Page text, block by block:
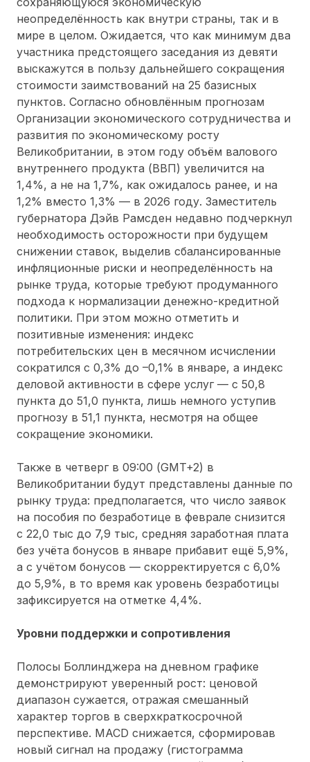
неопределённость как внутри страны, так и в
мире в целом. Ожидается, что как минимум два
участника предстоящего заседания из девяти
выскажутся в пользу дальнейшего сокращения
стоимости заимствований на 25 базисных
пунктов. Согласно обновлённым прогнозам
Организации экономического сотрудничества и
развития по экономическому росту
Великобритании, в этом году объём валового
внутреннего продукта (ВВП) увеличится на
1,4%, а не на 1,7%, как ожидалось ранее, и на
1,2% вместо 1,3% — в 2026 году. Заместитель
губернатора Дэйв Рамсден недавно подчеркнул
необходимость осторожности при будущем
снижении ставок, выделив сбалансированные
инфляционные риски и неопределённость на
рынке труда, которые требуют продуманного
подхода к нормализации денежно-кредитной
политики. При этом можно отметить и
позитивные изменения: индекс
потребительских цен в месячном исчислении
сократился с 0,3% до –0,1% в январе, а индекс
деловой активности в сфере услуг — с 50,8
пункта до 51,0 пункта, лишь немного уступив
прогнозу в 51,1 пункта, несмотря на общее
сокращение экономики.
Также в четверг в 09:00 (GMT+2) в
Великобритании будут представлены данные по
рынку труда: предполагается, что число заявок
на пособия по безработице в феврале снизится
с 22,0 тыс до 7,9 тыс, средняя заработная плата
без учёта бонусов в январе прибавит ещё 5,9%,
а с учётом бонусов — скорректируется с 6,0%
до 5,9%, в то время как уровень безработицы
зафиксируется на отметке 4,4%.
Уровни поддержки и сопротивления
Полосы Боллинджера на дневном графике
демонстрируют уверенный рост: ценовой
диапазон сужается, отражая смешанный
характер торгов в сверхкраткосрочной
перспективе. MACD снижается, сформировав
новый сигнал на продажу (гистограмма